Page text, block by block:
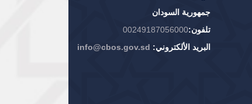
جمهورية السودان
تلفون:00249187056000
البريد الألكتروني: info@cbos.gov.sd